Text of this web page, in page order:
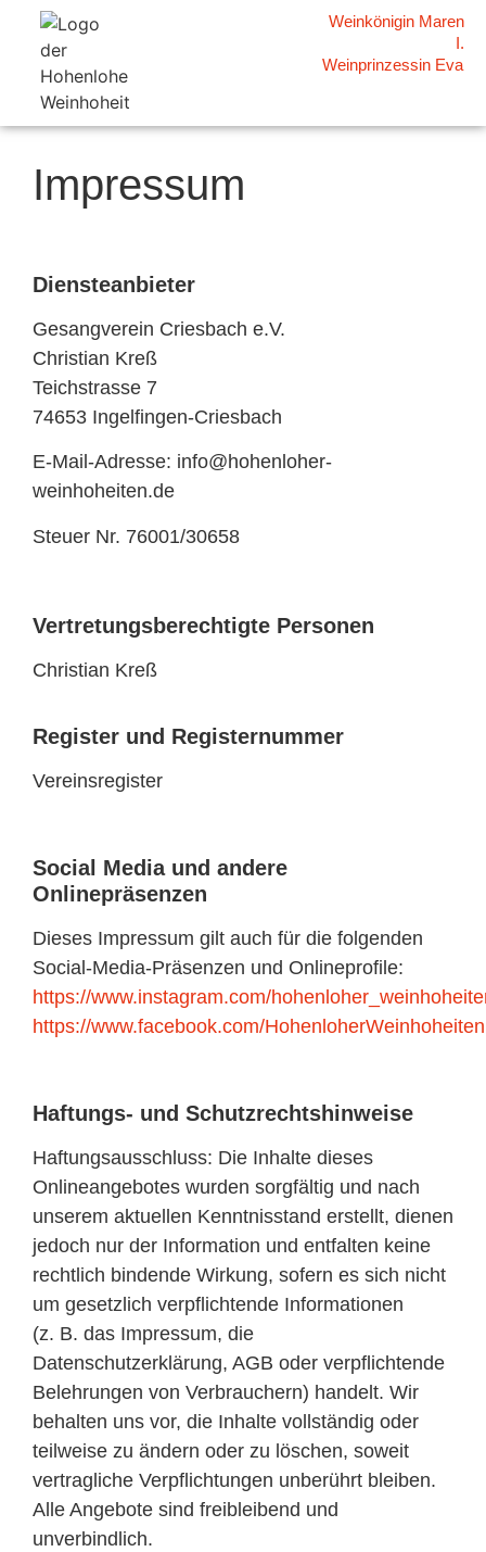
Weinkönigin Maren
I.
Weinprinzessin Eva
Impressum
Diensteanbieter
Gesangverein Criesbach e.V.
Christian Kreß
Teichstrasse 7
74653 Ingelfingen-Criesbach
E-Mail-Adresse: info@hohenloher-
weinhoheiten.de
Steuer Nr. 76001/30658
Vertretungsberechtigte Personen
Christian Kreß
Register und Registernummer
Vereinsregister
Social Media und andere
Onlinepräsenzen
Dieses Impressum gilt auch für die folgenden
Social-Media-Präsenzen und Onlineprofile:
https://www.instagram.com/
https://www.facebook.com/HohenloherWeinhoheiten
Haftungs- und Schutzrechtshinweise
Haftungsausschluss: Die Inhalte dieses
Onlineangebotes wurden sorgfältig und nach
unserem aktuellen Kenntnisstand erstellt, dienen
jedoch nur der Information und entfalten keine
rechtlich bindende Wirkung, sofern es sich nicht
um gesetzlich verpflichtende Informationen
(z. B. das Impressum, die
Datenschutzerklärung, AGB oder verpflichtende
Belehrungen von Verbrauchern) handelt. Wir
behalten uns vor, die Inhalte vollständig oder
teilweise zu ändern oder zu löschen, soweit
vertragliche Verpflichtungen unberührt bleiben.
Alle Angebote sind freibleibend und
unverbindlich.